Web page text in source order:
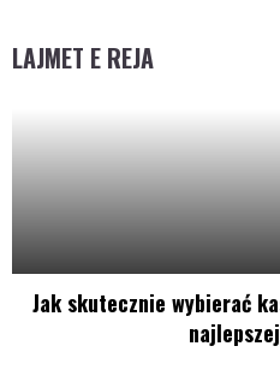
LAJMET E REJA
Jak skutecznie wybierać